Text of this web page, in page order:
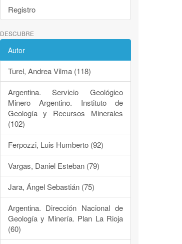
Registro
DESCUBRE
Autor
Turel, Andrea Vilma (118)
Argentina. Servicio Geológico
Minero Argentino. Instituto de
Geología y Recursos Minerales
(102)
Ferpozzi, Luis Humberto (92)
Vargas, Daniel Esteban (79)
Jara, Ángel Sebastián (75)
Argentina. Dirección Nacional de
Geología y Minería. Plan La Rioja
(60)